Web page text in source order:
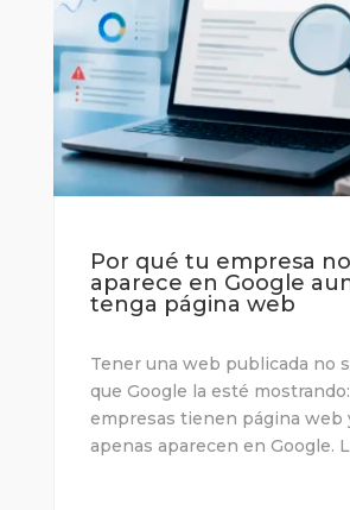
Por qué tu empresa no
aparece en Google
tenga página web
Tener una web publicada no
que Google la esté
empresas tienen página web
apenas aparecen en Google.